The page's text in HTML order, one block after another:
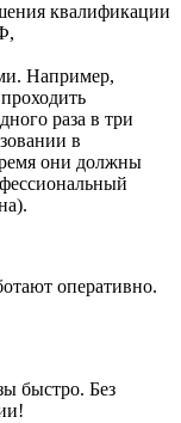
квалификации
Например,
раза в три
в
они должны
оперативно.
быстро. Без